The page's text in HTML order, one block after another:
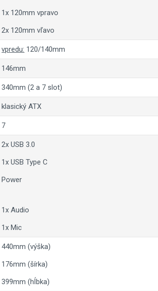
1x 120mm vpravo
2x 120mm vľavo
vpredu: 120/140mm
146mm
340mm (2 a 7 slot)
klasický ATX
7
2x USB 3.0
1x USB Type C
Power
1x Audio
1x Mic
440mm (výška)
176mm (šírka)
399mm (hĺbka)